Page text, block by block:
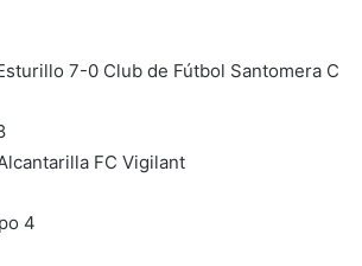
7-0 Club de Fútbol Santomera C
FC Vigilant
4